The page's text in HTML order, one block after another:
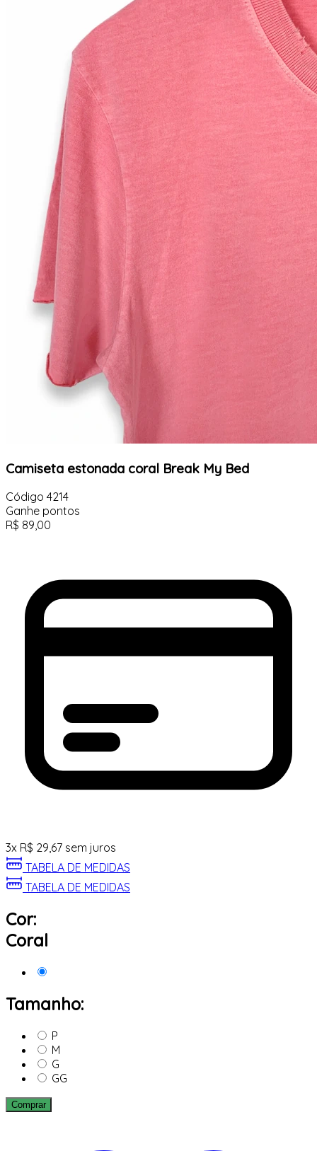
Camiseta estonada coral Break My Bed
Código 4214
Ganhe pontos
R$ 89,00
3x R$ 29,67 sem juros
TABELA DE MEDIDAS
TABELA DE MEDIDAS
Cor:
Coral
Tamanho:
P
M
G
GG
Comprar